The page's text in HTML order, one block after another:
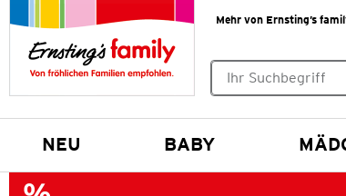
Mehr von Ernsting’s
NEU BABY